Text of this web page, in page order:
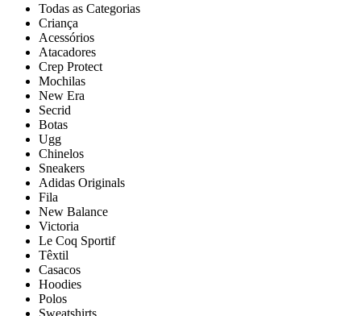
Todas as Categorias
Criança
Acessórios
Atacadores
Crep Protect
Mochilas
New Era
Secrid
Botas
Ugg
Chinelos
Sneakers
Adidas Originals
Fila
New Balance
Victoria
Le Coq Sportif
Têxtil
Casacos
Hoodies
Polos
Sweatshirts